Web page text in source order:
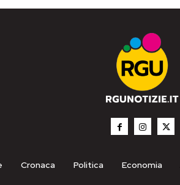
Cronaca Politica Economia